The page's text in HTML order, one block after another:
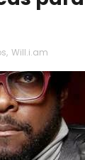
, Will.i.am